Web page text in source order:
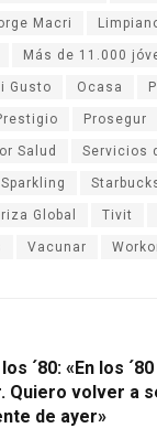
Macri
Más de 11.000
Gusto Ocasa
Prosegur
Salud Servicios
Sparkling
Global Tivit
Vacunar
´80: «En los ´80
Quiero volver a
de ayer»